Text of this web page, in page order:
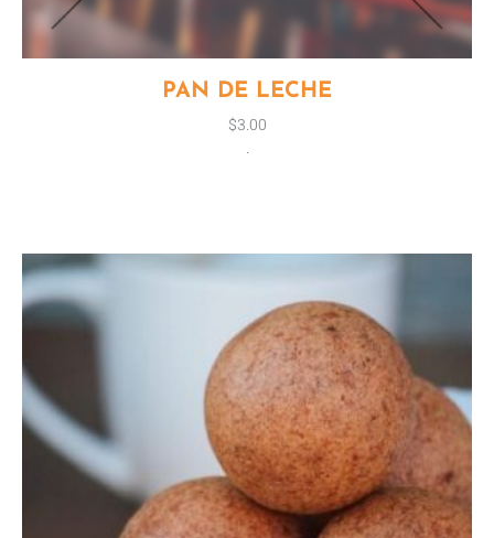
PAN DE LECHE
$3.00
.